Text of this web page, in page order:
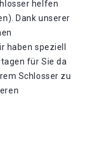
helfen
Dank unserer
haben speziell
für Sie da
Schlosser zu